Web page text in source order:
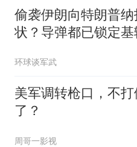
偷袭伊朗向特朗普纳
状？导弹都已锁定基
豪赌到底有多疯？
环球谈军武
美军调转枪口，不打
了？
周哥一影视